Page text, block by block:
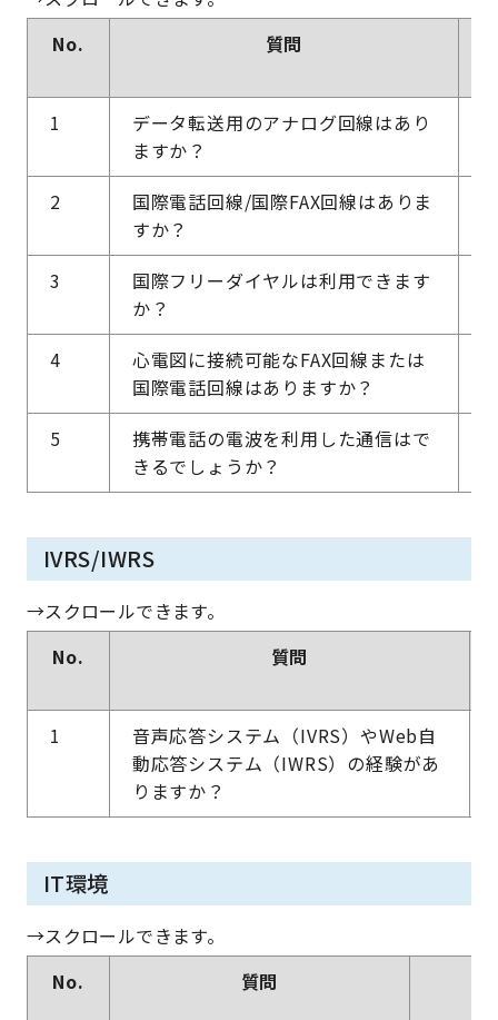
No. 質問
1
データ転送用のアナログ回線はあり
ますか？
2
国際電話回線/国際FAX回線はありま
すか？
3
国際フリーダイヤルは利用できます
か？
4
心電図に接続可能なFAX回線または
国際電話回線はありますか？
5
携帯電話の電波を利用した通信はで
きるでしょうか？
IVRS/IWRS
No. 質問
1
音声応答システム（IVRS）やWeb自
動応答システム（IWRS）の経験があ
りますか？
IT環境
No. 質問